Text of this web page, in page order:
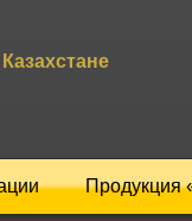
Продукция